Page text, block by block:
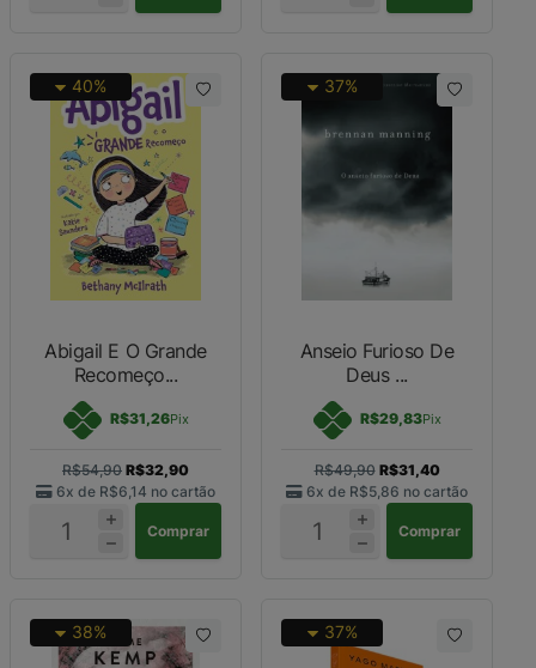
40%
Abigail E O Grande
Recomeço...
R$31,26Pix
R$54,90 R$32,90
6x de R$6,14 no cartão
Comprar
37%
Anseio Furioso De
Deus ...
R$29,83Pix
R$49,90 R$31,40
6x de R$5,86 no cartão
Comprar
38% 37%